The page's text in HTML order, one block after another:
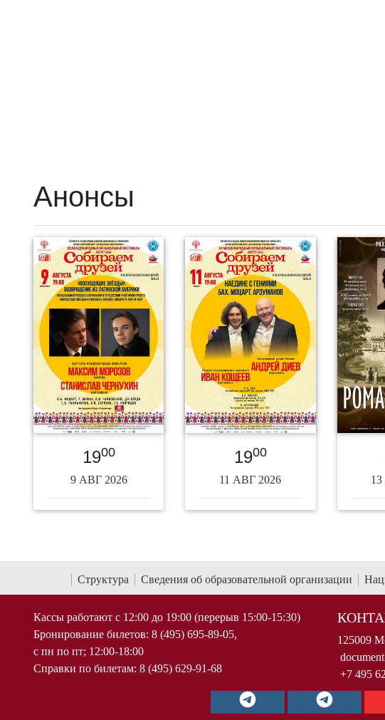
Анонсы
1900
9 АВГ 2026
1900
11 АВГ 2026
Структура Сведения об образовательной организации
Кассы работают с 12:00 до 19:00 (перерыв 15:00-15:30)
Бронирование билетов: 8 (495) 695-89-05,
с пн по пт; 12:00-18:00
Справки по билетам: 8 (495) 629-91-68
125009
+7 495